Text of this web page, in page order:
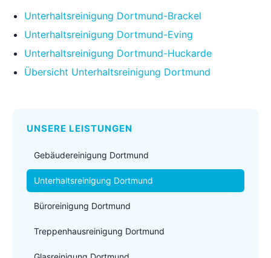
Unterhaltsreinigung Dortmund-Brackel
Unterhaltsreinigung Dortmund-Eving
Unterhaltsreinigung Dortmund-Huckarde
Übersicht Unterhaltsreinigung Dortmund
UNSERE LEISTUNGEN
Gebäudereinigung Dortmund
Unterhaltsreinigung Dortmund
Büroreinigung Dortmund
Treppenhausreinigung Dortmund